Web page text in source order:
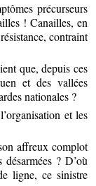
précurseurs
! Canailles, en
contraint
que, depuis ces
et des vallées
nationales ?
et les
affreux complot
? D’où
ligne, ce sinistre